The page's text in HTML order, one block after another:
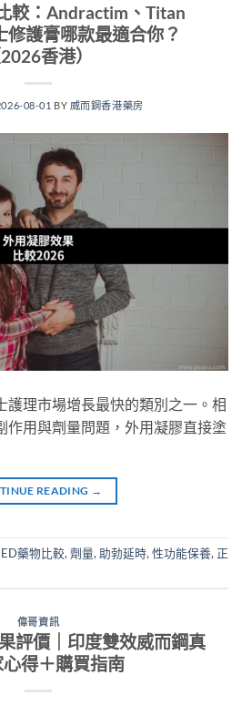
較：Andractim、Titan
修護膏哪款最適合你？
2026香港）
08-01 BY 威而鋼香港藥房
護理市場增長最快的類別之一。相
作用與劑量問題，外用凝膠直接塗
READING →
ED藥物比較, 劑量, 助勃延時, 性功能保養, 正
偉哥資訊
評價｜印度雙效威而鋼真
得＋購買指南